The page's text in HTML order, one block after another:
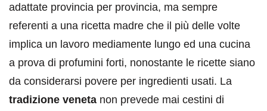
adattate provincia per provincia, ma sempre
referenti a una ricetta madre che il più delle volte
implica un lavoro mediamente lungo ed una cucina
a prova di profumini forti, nonostante le ricette siano
da considerarsi povere per ingredienti usati. La
tradizione veneta non prevede mai cestini di